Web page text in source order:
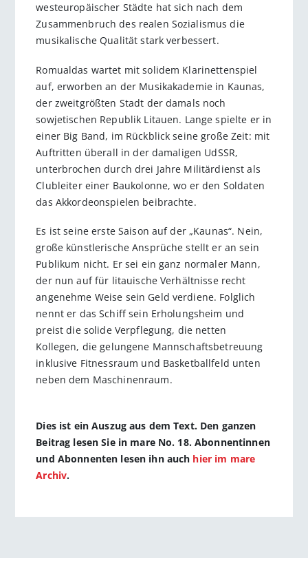
westeuropäischer Städte hat sich nach dem
Zusammenbruch des realen Sozialismus die
musikalische Qualität stark verbessert.
Romualdas wartet mit solidem Klarinettenspiel
auf, erworben an der Musikakademie in Kaunas,
der zweitgrößten Stadt der damals noch
sowjetischen Republik Litauen. Lange spielte er in
einer Big Band, im Rückblick seine große Zeit: mit
Auftritten überall in der damaligen UdSSR,
unterbrochen durch drei Jahre Militärdienst als
Clubleiter einer Baukolonne, wo er den Soldaten
das Akkordeonspielen beibrachte.
Es ist seine erste Saison auf der „Kaunas“. Nein,
große künstlerische Ansprüche stellt er an sein
Publikum nicht. Er sei ein ganz normaler Mann,
der nun auf für litauische Verhältnisse recht
angenehme Weise sein Geld verdiene. Folglich
nennt er das Schiff sein Erholungsheim und
preist die solide Verpflegung, die netten
Kollegen, die gelungene Mannschaftsbetreuung
inklusive Fitnessraum und Basketballfeld unten
neben dem Maschinenraum.
Dies ist ein Auszug aus dem Text. Den ganzen
Beitrag lesen Sie in mare No. 18. Abonnentinnen
und Abonnenten lesen ihn auch hier im mare
Archiv.